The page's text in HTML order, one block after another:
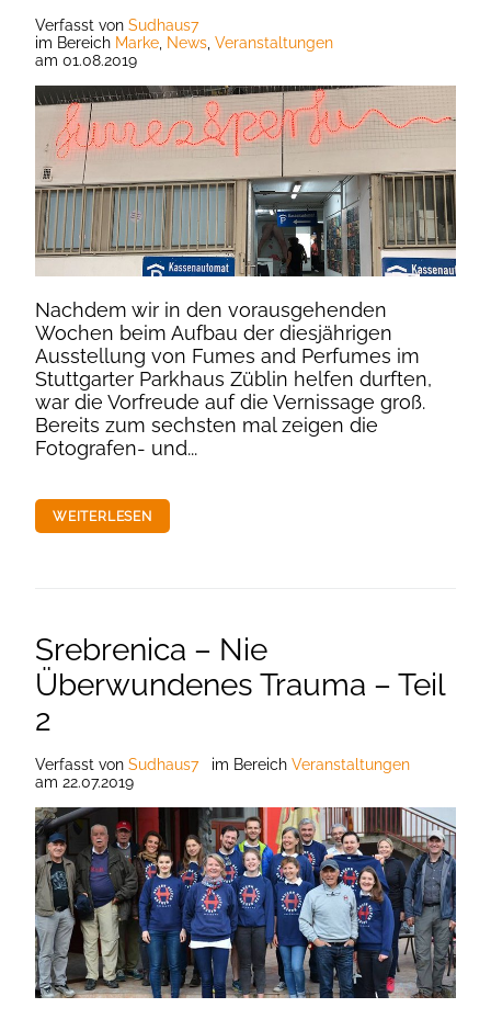
Verfasst von Sudhaus7
im Bereich Marke News Veranstaltungen
am 01.08.2019
Nachdem wir in den vorausgehenden
Wochen beim Aufbau der diesjährigen
Ausstellung von Fumes and Perfumes im
Stuttgarter Parkhaus Züblin helfen durften,
war die Vorfreude auf die Vernissage groß.
Bereits zum sechsten mal zeigen die
Fotografen- und...
WEITERLESEN
Srebrenica – Nie
Überwundenes Trauma – Teil
2
Verfasst von Sudhaus7 im Bereich Veranstaltungen
am 22.07.2019